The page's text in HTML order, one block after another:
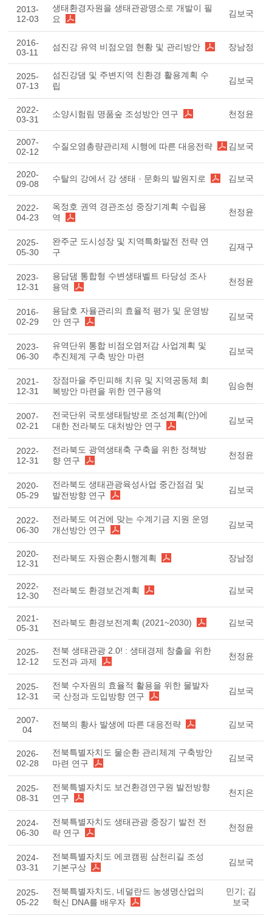
2013-
12-03
생태환경자원을 생태관광명소로 개발이 필
요
김보국
2016-
03-11
섬진강 유역 비점오염 현황 및 관리방안 장남정
2025-
07-13
섬진강댐 및 주변지역 친환경 활용계획 수
립
김보국
2022-
03-31
소양시험림 명품숲 조성방안 연구 천정윤
2007-
02-12
수질오염총량관리제 시행에 따른 대응전략 김보국
2020-
09-08
수탈의 강에서 강 생태 · 문화의 발원지로 김보국
2022-
04-23
옥정호 권역 경관조성 중장기계획 수립용
역
천정윤
2025-
05-30
완주군 도시성장 및 지역특화발전 전략 연
구
김재구
2023-
12-31
용담댐 통합형 수변생태벨트 타당성 조사
용역
천정윤
2016-
02-29
용담호 자율관리의 효율적 평가 및 운영방
안 연구
김보국
2023-
06-30
유역단위 통합 비점오염저감 사업계획 및
추진체계 구축 방안 마련
김보국
2021-
12-31
장점마을 주민피해 치유 및 지역공동체 회
복방안 마련을 위한 연구용역
임승현
2007-
02-21
전국단위 국토생태탐방로 조성계획(안)에
대한 전라북도 대처방안 연구
김보국
2022-
12-31
전라북도 광역생태축 구축을 위한 정책방
향 연구
천정윤
2020-
05-29
전라북도 생태관광육성사업 중간점검 및
발전방향 연구
김보국
2022-
06-30
전라북도 여건에 맞는 수계기금 지원 운영
개선방안 연구
김보국
2020-
12-31
전라북도 자원순환시행계획 장남정
2022-
12-30
전라북도 환경보건계획 김보국
2021-
05-31
전라북도 환경보전계획 (2021~2030) 김보국
2025-
12-12
전북 생태관광 2.0! : 생태경제 창출을 위한
도전과 과제
천정윤
2025-
12-31
전북 수자원의 효율적 활용을 위한 물발자
국 산정과 도입방향 연구
김보국
2007-
04
전북의 황사 발생에 따른 대응전략 김보국
2026-
02-28
전북특별자치도 물순환 관리체계 구축방안
마련 연구
김보국
2025-
08-31
전북특별자치도 보건환경연구원 발전방향
연구
천지은
2024-
06-30
전북특별자치도 생태관광 중장기 발전 전
략 연구
천정윤
2024-
03-31
전북특별자치도 에코캠핑 삼천리길 조성
기본구상
김보국
2025-
05-22
전북특별자치도, 네덜란드 농생명산업의
혁신 DNA를 배우자
민기; 김
보국